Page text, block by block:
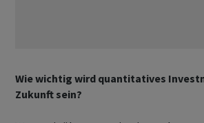
Wie wichtig wird quantitatives
Zukunft sein?